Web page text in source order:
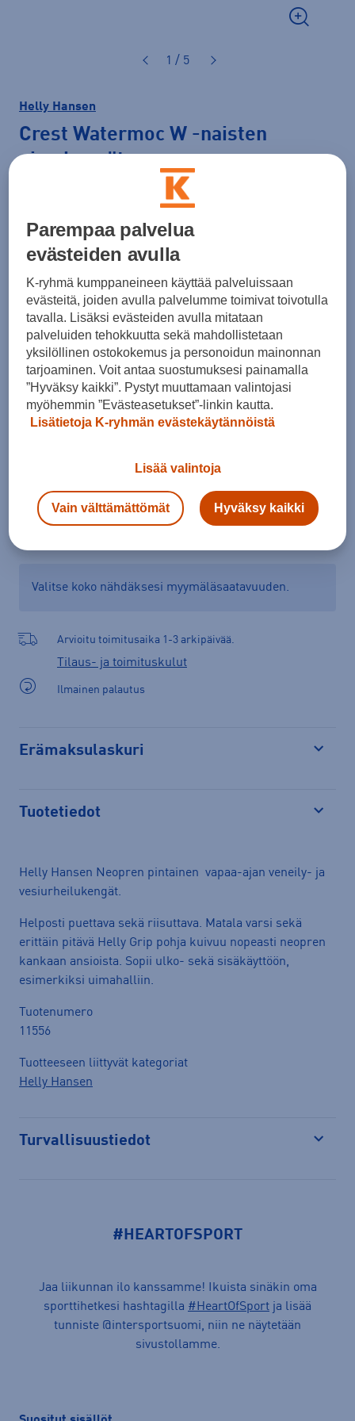
1 / 5
Helly Hansen
Crest Watermoc W -naisten
uimakengät
Väri Musta
Koko
37,5 38 38 ⅔ 39 ⅓ 40 40,5
Kokotaulukko
Tarkista saatavuus ja tilaa myymälästä
Valitse koko nähdäksesi myymäläsaatavuuden.
Arvioitu toimitusaika 1-3 arkipäivää.
Tilaus- ja toimituskulut
Ilmainen palautus
Erämaksulaskuri
Tuotetiedot
Helly Hansen Neopren pintainen vapaa-ajan veneily- ja
vesiurheilukengät.
Helposti puettava sekä riisuttava. Matala varsi sekä
erittäin pitävä Helly Grip pohja kuivuu nopeasti neopren
kankaan ansioista. Sopii ulko- sekä sisäkäyttöön,
esimerkiksi uimahalliin.
Tuotenumero
11556
Tuotteeseen liittyvät kategoriat
Helly Hansen
Turvallisuustiedot
#HEARTOFSPORT
Jaa liikunnan ilo kanssamme! Ikuista sinäkin oma
sporttihetkesi hashtagilla #HeartOfSport ja lisää
tunniste @intersportsuomi, niin ne näytetään
sivustollamme.
Parempaa palvelua
evästeiden avulla
K-ryhmä kumppaneineen käyttää palveluissaan
evästeitä, joiden avulla palvelumme toimivat toivotulla
tavalla. Lisäksi evästeiden avulla mitataan
palveluiden tehokkuutta sekä mahdollistetaan
yksilöllinen ostokokemus ja personoidun mainonnan
tarjoaminen. Voit antaa suostumuksesi painamalla
”Hyväksy kaikki”. Pystyt muuttamaan valintojasi
myöhemmin ”Evästeasetukset”-linkin kautta.
Lisätietoja K-ryhmän evästekäytännöistä
Lisää valintoja
Vain välttämättömät Hyväksy kaikki